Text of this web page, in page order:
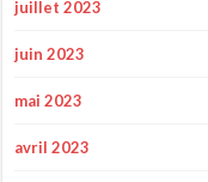
juillet 2023
juin 2023
mai 2023
avril 2023